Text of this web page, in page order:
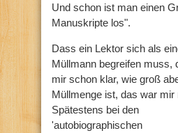
Und schon ist man einen
Manuskripte los".
Dass ein Lektor sich als
Müllmann begreifen muss,
mir schon klar, wie groß
Müllmenge ist, das war mir
Spätestens bei den
'autobiographischen